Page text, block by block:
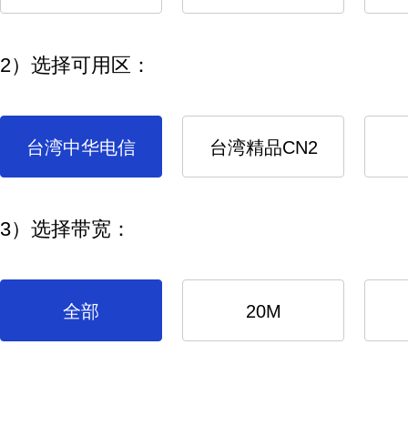
2）选择可用区：
台湾中华电信 台湾精品CN2
3）选择带宽：
全部 20M